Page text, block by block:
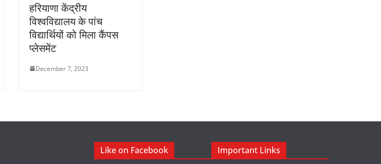
हरियाणा केंद्रीय
विश्वविद्यालय के पांच
विद्यार्थियों को मिला कैंपस
प्लेसमेंट
December 7, 2023
Like on Facebook Important Links